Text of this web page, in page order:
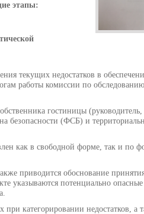
этапы:
текущих недостатков в
работы комиссии по
гостиницы
безопасности (ФСБ) и
как в свободной форме, так и по
приводится обоснование
указываются потенциально
категорировании недостатков, а